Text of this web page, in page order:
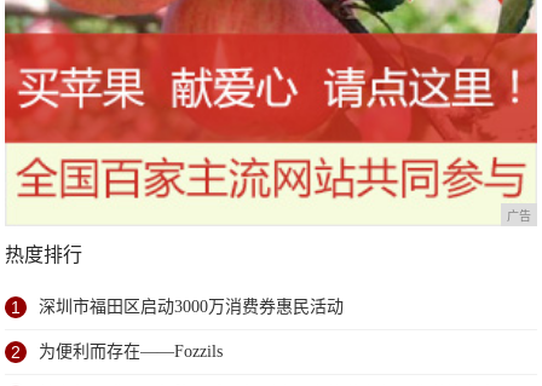
广告
热度排行
1 深圳市福田区启动3000万消费券惠民活动
2 为便利而存在——Fozzils